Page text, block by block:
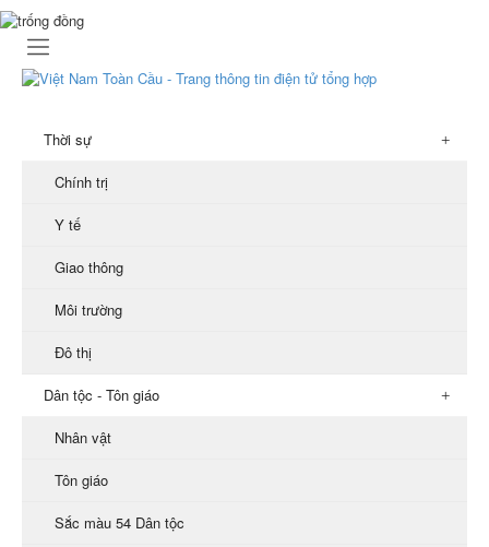
Thời sự
Chính trị
Y tế
Giao thông
Môi trường
Đô thị
Dân tộc - Tôn giáo
Nhân vật
Tôn giáo
Sắc màu 54 Dân tộc